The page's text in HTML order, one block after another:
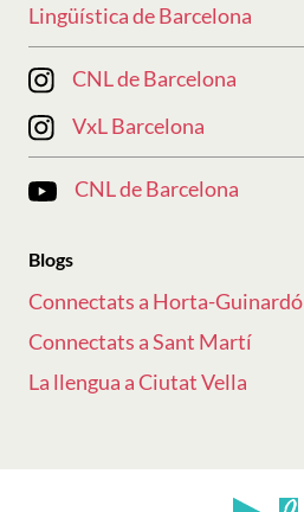
Lingüística de Barcelona
CNL de Barcelona
VxL Barcelona
CNL de Barcelona
Blogs
Connectats a Horta-Guinardó
Connectats a Sant Martí
La llengua a Ciutat Vella